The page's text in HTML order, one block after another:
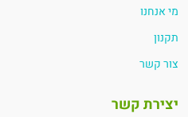
מי אנחנו
תקנון
צור קשר
יצירת קשר